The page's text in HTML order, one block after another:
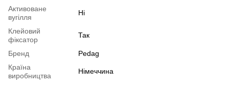
Активоване
вугілля
Ні
Клейовий
фіксатор
Так
Бренд
Pedag
Країна
виробництва
Німеччина